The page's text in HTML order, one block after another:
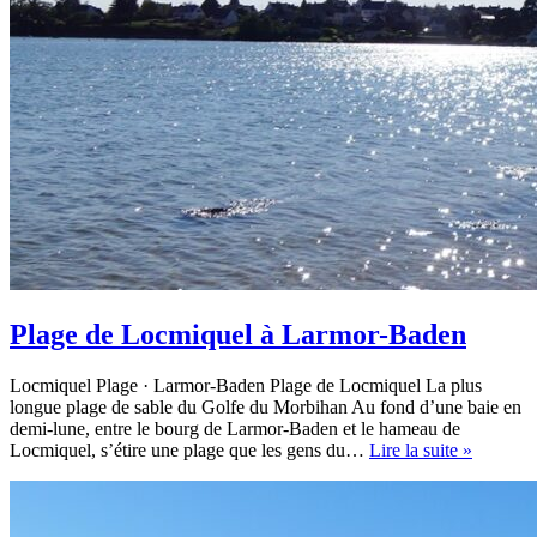
Plage de Locmiquel à Larmor-Baden
Locmiquel Plage · Larmor-Baden Plage de Locmiquel La plus
longue plage de sable du Golfe du Morbihan Au fond d’une baie en
demi-lune, entre le bourg de Larmor-Baden et le hameau de
Locmiquel, s’étire une plage que les gens du… Lire la suite »